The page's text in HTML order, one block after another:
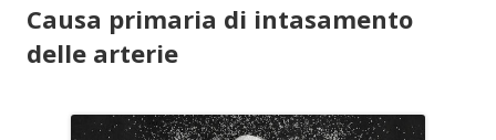
Causa primaria di intasamento
delle arterie